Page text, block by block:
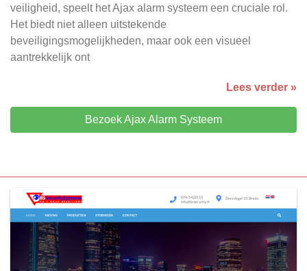
veiligheid, speelt het Ajax alarm systeem een cruciale rol.
Het biedt niet alleen uitstekende
beveiligingsmogelijkheden, maar ook een visueel
aantrekkelijk ont
Lees verder »
Bezoek Ajax Alarm Systeem